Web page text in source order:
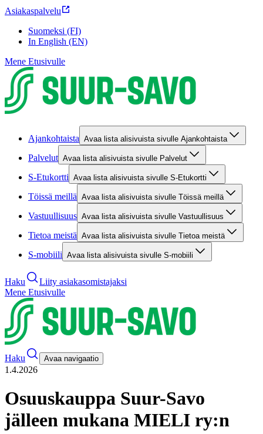
Asiakaspalvelu
Suomeksi (FI)
In English (EN)
Mene Etusivulle
Ajankohtaista Avaa lista alisivuista sivulle Ajankohtaista
Palvelut Avaa lista alisivuista sivulle Palvelut
S-Etukortti Avaa lista alisivuista sivulle S-Etukortti
Töissä meillä Avaa lista alisivuista sivulle Töissä meillä
Vastuullisuus Avaa lista alisivuista sivulle Vastuullisuus
Tietoa meistä Avaa lista alisivuista sivulle Tietoa meistä
S-mobiili Avaa lista alisivuista sivulle S-mobiili
Haku
Liity asiakasomistajaksi
Mene Etusivulle
Haku Avaa navigaatio
1.4.2026
Osuuskauppa Suur-Savo
jälleen mukana MIELI ry:n